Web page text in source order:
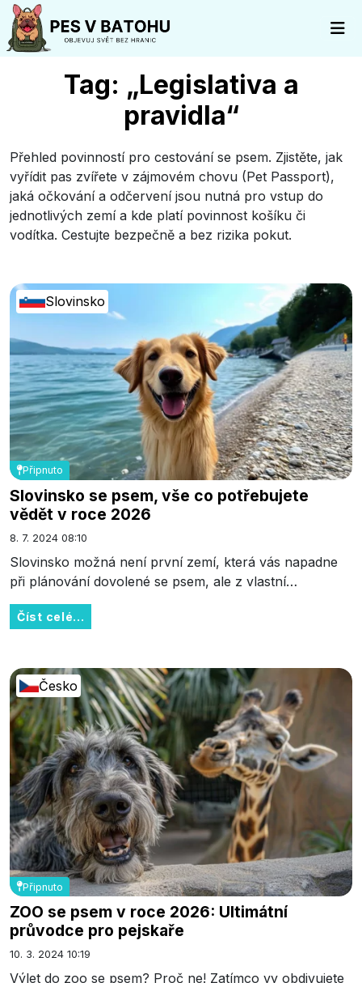
Tag: „Legislativa a
pravidla“
Přehled povinností pro cestování se psem. Zjistěte, jak
vyřídit pas zvířete v zájmovém chovu (Pet Passport),
jaká očkování a odčervení jsou nutná pro vstup do
jednotlivých zemí a kde platí povinnost košíku či
vodítka. Cestujte bezpečně a bez rizika pokut.
Připnuto
Slovinsko
Slovinsko se psem, vše co potřebujete
vědět v roce 2026
8. 7. 2024 08:10
Slovinsko možná není první zemí, která vás napadne
při plánování dovolené se psem, ale z vlastní…
Číst celé...
Připnuto
Česko
ZOO se psem v roce 2026: Ultimátní
průvodce pro pejskaře
10. 3. 2024 10:19
Výlet do zoo se psem? Proč ne! Zatímco vy obdivujete